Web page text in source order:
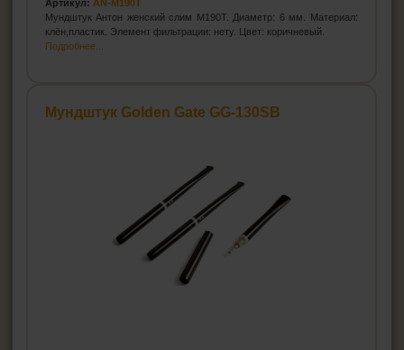
Артикул: AN-M190T
Мундштук Антон женский слим M190T. Диаметр: 6 мм. Материал:
клён,пластик. Элемент фильтрации: нету. Цвет: коричневый.
Подробнее...
Мундштук Golden Gate GG-130SB
HEADSHOP (ХЭДШОП)